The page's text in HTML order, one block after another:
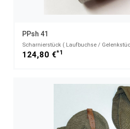
PPsh 41
124,80 €*1